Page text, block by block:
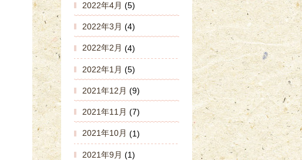
2022年4月 (5)
2022年3月 (4)
2022年2月 (4)
2022年1月 (5)
2021年12月 (9)
2021年11月 (7)
2021年10月 (1)
2021年9月 (1)